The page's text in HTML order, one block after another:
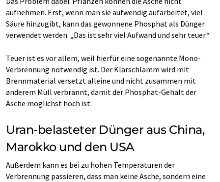
aufnehmen. Erst, wenn man sie aufwendig aufarbeitet, viel
Säure hinzugibt, kann das gewonnene Phosphat als Dünger
verwendet werden. „Das ist sehr viel Aufwand und sehr teuer.“
Teuer ist es vor allem, weil hierfür eine sogenannte Mono-
Verbrennung notwendig ist. Der Klärschlamm wird mit
Brennmaterial versetzt alleine und nicht zusammen mit
anderem Müll verbrannt, damit der Phosphat-Gehalt der
Asche möglichst hoch ist.
Uran-belasteter Dünger aus China,
Marokko und den USA
Außerdem kann es bei zu hohen Temperaturen der
Verbrennung passieren, dass man keine Asche, sondern eine